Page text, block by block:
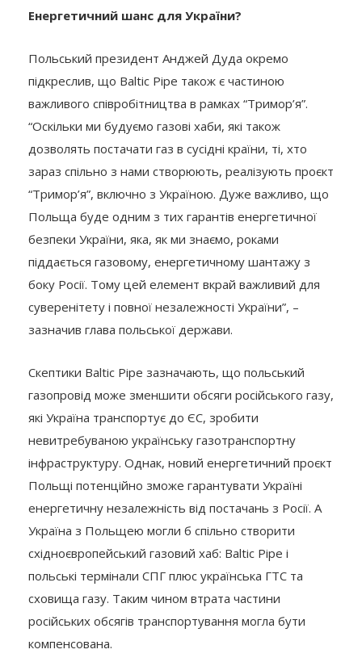
Енергетичний шанс для України?
Польський президент Анджей Дуда окремо
підкреслив, що Baltic Pipe також є частиною
важливого співробітництва в рамках “Тримор’я”.
“Оскільки ми будуємо газові хаби, які також
дозволять постачати газ в сусідні країни, ті, хто
зараз спільно з нами створюють, реалізують проєкт
“Тримор’я”, включно з Україною. Дуже важливо, що
Польща буде одним з тих гарантів енергетичної
безпеки України, яка, як ми знаємо, роками
піддається газовому, енергетичному шантажу з
боку Росії. Тому цей елемент вкрай важливий для
суверенітету і повної незалежності України”, –
зазначив глава польської держави.
Скептики Baltic Pipe зазначають, що польський
газопровід може зменшити обсяги російського газу,
які Україна транспортує до ЄС, зробити
невитребуваною українську газотранспортну
інфраструктуру. Однак, новий енергетичний проєкт
Польщі потенційно зможе гарантувати Україні
енергетичну незалежність від постачань з Росії. А
Україна з Польщею могли б спільно створити
східноєвропейський газовий хаб: Baltic Pipe і
польські термінали СПГ плюс українська ГТС та
сховища газу. Таким чином втрата частини
російських обсягів транспортування могла бути
компенсована.